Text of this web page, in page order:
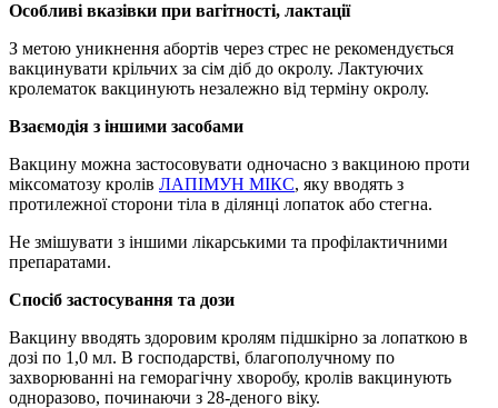
Особливі вказівки при вагітності, лактації
З метою уникнення абортів через стрес не рекомендується
вакцинувати крільчих за сім діб до окролу. Лактуючих
кролематок вакцинують незалежно від терміну окролу.
Взаємодія з іншими засобами
Вакцину можна застосовувати одночасно з вакциною проти
міксоматозу кролів ЛАПІМУН МІКС, яку вводять з
протилежної сторони тіла в ділянці лопаток або стегна.
Не змішувати з іншими лікарськими та профілактичними
препаратами.
Спосіб застосування та дози
Вакцину вводять здоровим кролям підшкірно за лопаткою в
дозі по 1,0 мл. В господарстві, благополучному по
захворюванні на геморагічну хворобу, кролів вакцинують
одноразово, починаючи з 28-деного віку.